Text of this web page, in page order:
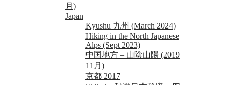
月)
Japan
Kyushu 九州 (March 2024)
Hiking in the North Japanese
Alps (Sept 2023)
中国地方 – 山陰山陽 (2019
11月)
京都 2017